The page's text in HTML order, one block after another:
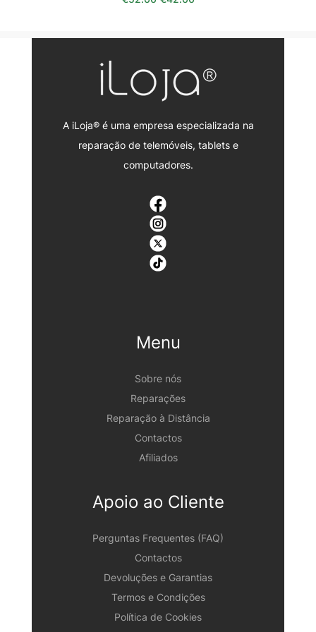
A iLoja® é uma empresa especializada na
reparação de telemóveis, tablets e
computadores.
Menu
Sobre nós
Reparações
Reparação à Distância
Contactos
Afiliados
Apoio ao Cliente
Perguntas Frequentes (FAQ)
Contactos
Devoluções e Garantias
Termos e Condições
Política de Cookies